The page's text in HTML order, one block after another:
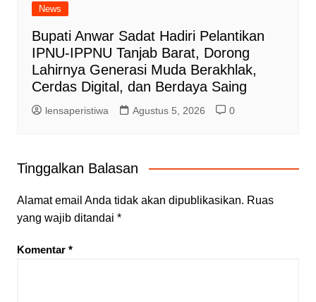
News
Bupati Anwar Sadat Hadiri Pelantikan
IPNU-IPPNU Tanjab Barat, Dorong
Lahirnya Generasi Muda Berakhlak,
Cerdas Digital, dan Berdaya Saing
lensaperistiwa Agustus 5, 2026 0
Tinggalkan Balasan
Alamat email Anda tidak akan dipublikasikan. Ruas
yang wajib ditandai *
Komentar *